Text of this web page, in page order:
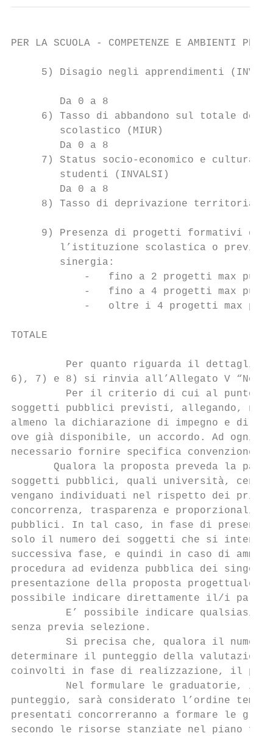
PER LA SCUOLA - COMPETENZE E AMBIENTI PER
5) Disagio negli apprendimenti
        Da 0 a 8
6) Tasso di abbandono sul totale
scolastico (MIUR)
        Da 0 a 8
7) Status socio-economico e
studenti (INVALSI)
        Da 0 a 8
8) Tasso di deprivazione
9) Presenza di progetti formativi
l’istituzione scolastica o
        sinergia:
-   fino a 2 progetti max
-   fino a 4 progetti max
-   oltre i 4 progetti max
TOTALE
Per quanto riguarda il dettaglio
6), 7) e 8) si rinvia all’Allegato V “Note
Per il criterio di cui al punto
soggetti pubblici previsti, allegando,
almeno la dichiarazione di impegno e di
ove già disponibile, un accordo. Ad ogni
necessario fornire specifica convenzione
Qualora la proposta preveda la
soggetti pubblici, quali università, centri
vengano individuati nel rispetto dei
concorrenza, trasparenza e
pubblici. In tal caso, in fase di
solo il numero dei soggetti che si
successiva fase, e quindi in caso di
procedura ad evidenza pubblica dei
presentazione della proposta
possibile indicare direttamente il/i
E’ possibile indicare qualsiasi
senza previa selezione.
Si precisa che, qualora il
determinare il punteggio della
coinvolti in fase di realizzazione, il
Nel formulare le graduatorie, in
punteggio, sarà considerato l’ordine
presentati concorreranno a formare le
secondo le risorse stanziate nel piano